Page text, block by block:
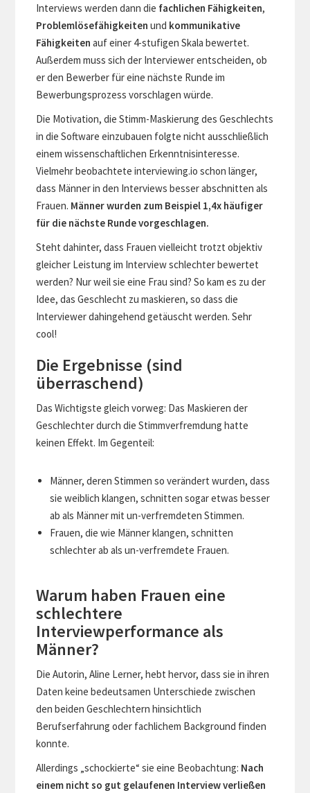
Interviews werden dann die fachlichen Fähigkeiten,
Problemlösefähigkeiten und kommunikative
Fähigkeiten auf einer 4-stufigen Skala bewertet.
Außerdem muss sich der Interviewer entscheiden, ob
er den Bewerber für eine nächste Runde im
Bewerbungsprozess vorschlagen würde.
Die Motivation, die Stimm-Maskierung des Geschlechts
in die Software einzubauen folgte nicht ausschließlich
einem wissenschaftlichen Erkenntnisinteresse.
Vielmehr beobachtete interviewing.io schon länger,
dass Männer in den Interviews besser abschnitten als
Frauen. Männer wurden zum Beispiel 1,4x häufiger
für die nächste Runde vorgeschlagen.
Steht dahinter, dass Frauen vielleicht trotzt objektiv
gleicher Leistung im Interview schlechter bewertet
werden? Nur weil sie eine Frau sind? So kam es zu der
Idee, das Geschlecht zu maskieren, so dass die
Interviewer dahingehend getäuscht werden. Sehr
cool!
Die Ergebnisse (sind
überraschend)
Das Wichtigste gleich vorweg: Das Maskieren der
Geschlechter durch die Stimmverfremdung hatte
keinen Effekt. Im Gegenteil:
Männer, deren Stimmen so verändert wurden, dass
sie weiblich klangen, schnitten sogar etwas besser
ab als Männer mit un-verfremdeten Stimmen.
Frauen, die wie Männer klangen, schnitten
schlechter ab als un-verfremdete Frauen.
Warum haben Frauen eine
schlechtere
Interviewperformance als
Männer?
Die Autorin, Aline Lerner, hebt hervor, dass sie in ihren
Daten keine bedeutsamen Unterschiede zwischen
den beiden Geschlechtern hinsichtlich
Berufserfahrung oder fachlichem Background finden
konnte.
Allerdings „schockierte“ sie eine Beobachtung: Nach
einem nicht so gut gelaufenen Interview verließen